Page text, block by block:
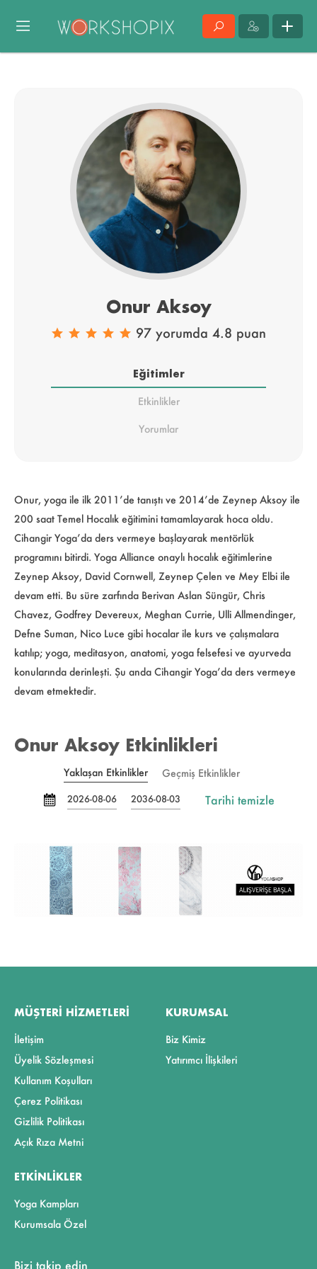
Onur Aksoy
97 yorumda 4.8 puan
Eğitimler
Etkinlikler
Yorumlar
Onur, yoga ile ilk 2011’de tanıştı ve 2014’de Zeynep Aksoy ile
200 saat Temel Hocalık eğitimini tamamlayarak hoca oldu.
Cihangir Yoga’da ders vermeye başlayarak mentörlük
programını bitirdi. Yoga Alliance onaylı hocalık eğitimlerine
Zeynep Aksoy, David Cornwell, Zeynep Çelen ve Mey Elbi ile
devam etti. Bu süre zarfında Berivan Aslan Süngür, Chris
Chavez, Godfrey Devereux, Meghan Currie, Ulli Allmendinger,
Defne Suman, Nico Luce gibi hocalar ile kurs ve çalışmalara
katılıp; yoga, meditasyon, anatomi, yoga felsefesi ve ayurveda
konularında derinleşti. Şu anda Cihangir Yoga’da ders vermeye
devam etmektedir.
Onur Aksoy Etkinlikleri
Yaklaşan Etkinlikler Geçmiş Etkinlikler
2026-08-06 2036-08-03 Tarihi temizle
MÜŞTERI HIZMETLERI
İletişim
Üyelik Sözleşmesi
Kullanım Koşulları
Çerez Politikası
Gizlilik Politikası
Açık Rıza Metni
KURUMSAL
Biz Kimiz
Yatırımcı İlişkileri
ETKINLIKLER
Yoga Kampları
Kurumsala Özel
Bizi takip edin